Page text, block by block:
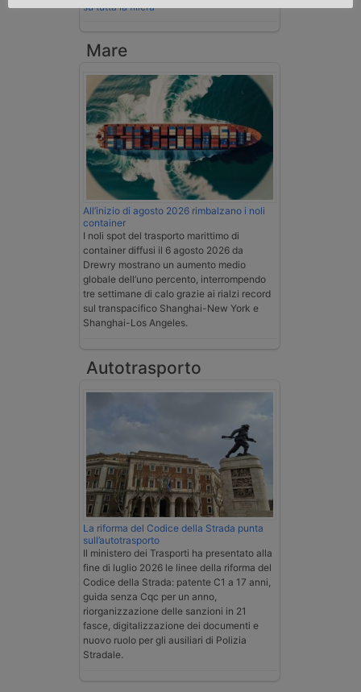
su tutta la filiera
Mare
All’inizio di agosto 2026 rimbalzano i noli
container
I noli spot del trasporto marittimo di
container diffusi il 6 agosto 2026 da
Drewry mostrano un aumento medio
globale dell’uno percento, interrompendo
tre settimane di calo grazie ai rialzi record
sul transpacifico Shanghai-New York e
Shanghai-Los Angeles.
Autotrasporto
La riforma del Codice della Strada punta
sull’autotrasporto
Il ministero dei Trasporti ha presentato alla
fine di luglio 2026 le linee della riforma del
Codice della Strada: patente C1 a 17 anni,
guida senza Cqc per un anno,
riorganizzazione delle sanzioni in 21
fasce, digitalizzazione dei documenti e
nuovo ruolo per gli ausiliari di Polizia
Stradale.